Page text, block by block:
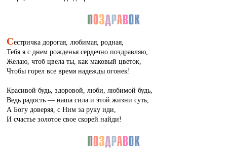
Сестричка дорогая, любимая, родная,
Тебя я с днем рожденья сердечно поздравляю,
Желаю, чтоб цвела ты, как маковый цветок,
Чтобы горел все время надежды огонек!
Красивой будь, здоровой, люби, любимой будь,
Ведь радость — наша сила и этой жизни суть,
А Богу доверяя, с Ним за руку иди,
И счастье золотое свое скорей найди!